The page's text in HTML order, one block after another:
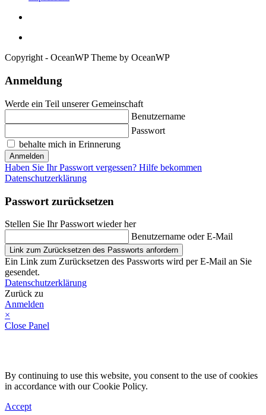
Copyright - OceanWP Theme by OceanWP
Anmeldung
Werde ein Teil unserer Gemeinschaft
Benutzername
Passwort
behalte mich in Erinnerung
Anmelden
Haben Sie Ihr Passwort vergessen? Hilfe bekommen
Datenschutzerklärung
Passwort zurücksetzen
Stellen Sie Ihr Passwort wieder her
Benutzername oder E-Mail
Link zum Zurücksetzen des Passworts anfordern
Ein Link zum Zurücksetzen des Passworts wird per E-Mail an Sie
gesendet.
Datenschutzerklärung
Zurück zu
Anmelden
×
Close Panel
By continuing to use this website, you consent to the use of cookies
in accordance with our Cookie Policy.
Accept